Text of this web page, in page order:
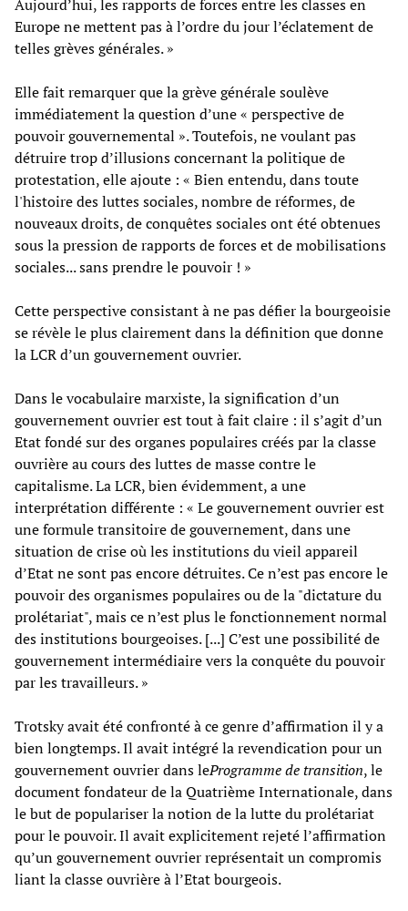
Aujourd’hui, les rapports de forces entre les classes en
Europe ne mettent pas à l’ordre du jour l’éclatement de
telles grèves générales. »
Elle fait remarquer que la grève générale soulève
immédiatement la question d’une « perspective de
pouvoir gouvernemental ». Toutefois, ne voulant pas
détruire trop d’illusions concernant la politique de
protestation, elle ajoute : « Bien entendu, dans toute
l'histoire des luttes sociales, nombre de réformes, de
nouveaux droits, de conquêtes sociales ont été obtenues
sous la pression de rapports de forces et de mobilisations
sociales... sans prendre le pouvoir ! »
Cette perspective consistant à ne pas défier la bourgeoisie
se révèle le plus clairement dans la définition que donne
la LCR d’un gouvernement ouvrier.
Dans le vocabulaire marxiste, la signification d’un
gouvernement ouvrier est tout à fait claire : il s’agit d’un
Etat fondé sur des organes populaires créés par la classe
ouvrière au cours des luttes de masse contre le
capitalisme. La LCR, bien évidemment, a une
interprétation différente : « Le gouvernement ouvrier est
une formule transitoire de gouvernement, dans une
situation de crise où les institutions du vieil appareil
d’Etat ne sont pas encore détruites. Ce n’est pas encore le
pouvoir des organismes populaires ou de la "dictature du
prolétariat", mais ce n’est plus le fonctionnement normal
des institutions bourgeoises. [...] C’est une possibilité de
gouvernement intermédiaire vers la conquête du pouvoir
par les travailleurs. »
Trotsky avait été confronté à ce genre d’affirmation il y a
bien longtemps. Il avait intégré la revendication pour un
gouvernement ouvrier dans leProgramme de transition, le
document fondateur de la Quatrième Internationale, dans
le but de populariser la notion de la lutte du prolétariat
pour le pouvoir. Il avait explicitement rejeté l’affirmation
qu’un gouvernement ouvrier représentait un compromis
liant la classe ouvrière à l’Etat bourgeois.